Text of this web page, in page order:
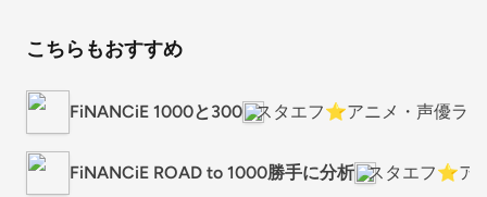
こちらもおすすめ
FiNANCiE 1000と300 スタエフ⭐️アニメ・声優ラ
FiNANCiE ROAD to 1000勝手に分析 スタエフ⭐️ア